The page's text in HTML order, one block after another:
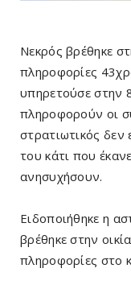
Νεκρός βρέθηκε
πληροφορίες
υπηρετούσε
πληροφορούν οι
στρατιωτικός δεν
του κάτι που
ανησυχήσουν.
Ειδοποιήθηκε η
βρέθηκε στην
πληροφορίες στο